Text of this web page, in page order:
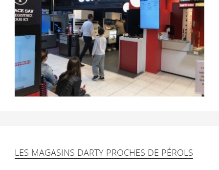
LES MAGASINS DARTY PROCHES DE PÉROLS